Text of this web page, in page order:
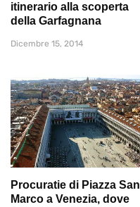
itinerario alla scoperta
della Garfagnana
Dicembre 15, 2014
Procuratie di Piazza San
Marco a Venezia, dove